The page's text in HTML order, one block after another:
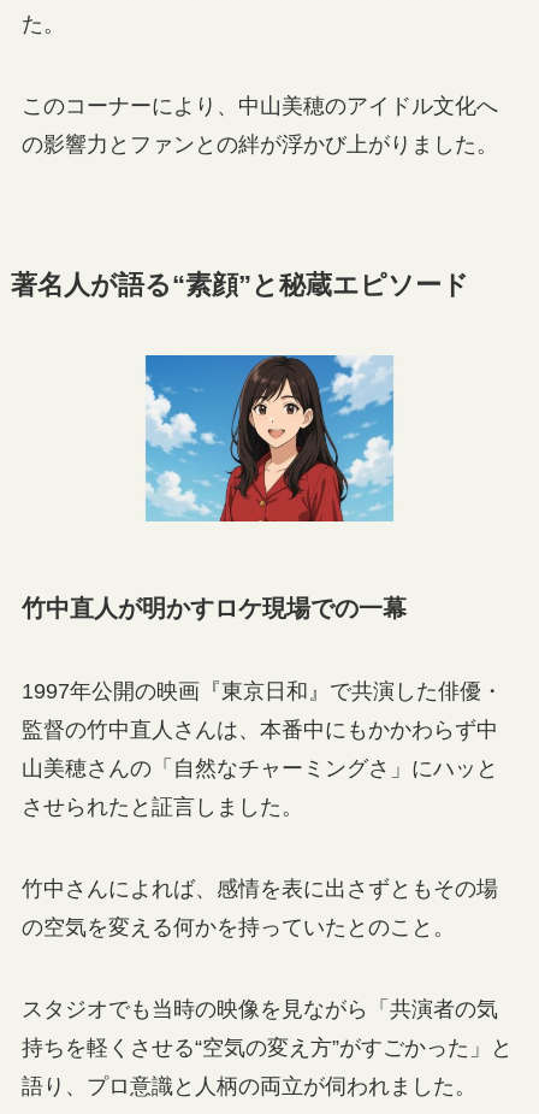
た。
このコーナーにより、中山美穂のアイドル文化へ
の影響力とファンとの絆が浮かび上がりました。
著名人が語る“素顔”と秘蔵エピソード
竹中直人が明かすロケ現場での一幕
1997年公開の映画『東京日和』で共演した俳優・
監督の竹中直人さんは、本番中にもかかわらず中
山美穂さんの「自然なチャーミングさ」にハッと
させられたと証言しました。
竹中さんによれば、感情を表に出さずともその場
の空気を変える何かを持っていたとのこと。
スタジオでも当時の映像を見ながら「共演者の気
持ちを軽くさせる“空気の変え方”がすごかった」と
語り、プロ意識と人柄の両立が伺われました。